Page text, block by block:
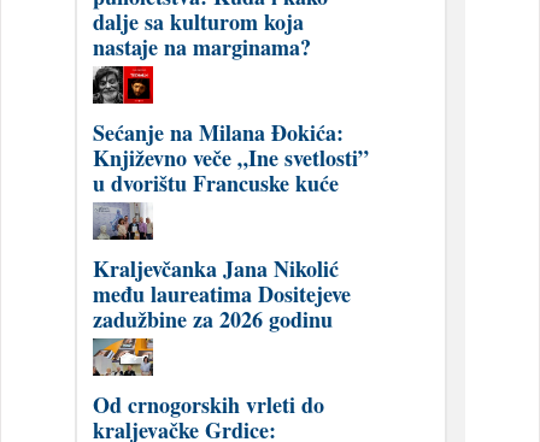
dalje sa kulturom koja
nastaje na marginama?
Sećanje na Milana Đokića:
Književno veče „Ine svetlosti”
u dvorištu Francuske kuće
Kraljevčanka Jana Nikolić
među laureatima Dositejeve
zadužbine za 2026 godinu
Od crnogorskih vrleti do
kraljevačke Grdice: